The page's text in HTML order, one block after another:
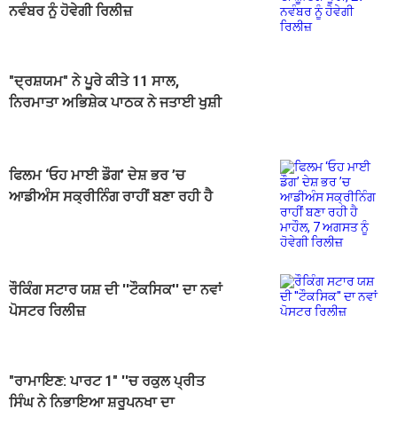
ਨਵੰਬਰ ਨੂੰ ਹੋਵੇਗੀ ਰਿਲੀਜ਼
"ਦ੍ਰਸ਼ਯਮ" ਨੇ ਪੂਰੇ ਕੀਤੇ 11 ਸਾਲ,
ਨਿਰਮਾਤਾ ਅਭਿਸ਼ੇਕ ਪਾਠਕ ਨੇ ਜਤਾਈ ਖੁਸ਼ੀ
ਫਿਲਮ ‘ਓਹ ਮਾਈ ਡੌਗ’ ਦੇਸ਼ ਭਰ ’ਚ
ਆਡੀਅੰਸ ਸਕ੍ਰੀਨਿੰਗ ਰਾਹੀਂ ਬਣਾ ਰਹੀ ਹੈ
ਰੌਕਿੰਗ ਸਟਾਰ ਯਸ਼ ਦੀ ''ਟੌਕਸਿਕ'' ਦਾ ਨਵਾਂ
ਪੋਸਟਰ ਰਿਲੀਜ਼
"ਰਾਮਾਇਣ: ਪਾਰਟ 1" ''ਚ ਰਕੁਲ ਪ੍ਰੀਤ
ਸਿੰਘ ਨੇ ਨਿਭਾਇਆ ਸ਼ਰੂਪਨਖਾ ਦਾ